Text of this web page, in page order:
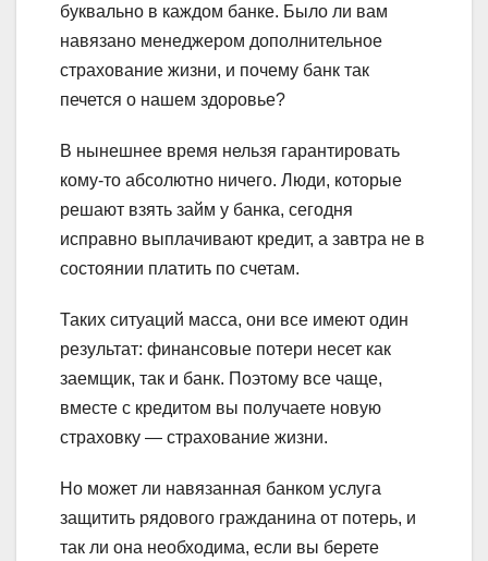
буквально в каждом банке. Было ли вам
навязано менеджером дополнительное
страхование жизни, и почему банк так
печется о нашем здоровье?
В нынешнее время нельзя гарантировать
кому-то абсолютно ничего. Люди, которые
решают взять займ у банка, сегодня
исправно выплачивают кредит, а завтра не в
состоянии платить по счетам.
Таких ситуаций масса, они все имеют один
результат: финансовые потери несет как
заемщик, так и банк. Поэтому все чаще,
вместе с кредитом вы получаете новую
страховку — страхование жизни.
Но может ли навязанная банком услуга
защитить рядового гражданина от потерь, и
так ли она необходима, если вы берете